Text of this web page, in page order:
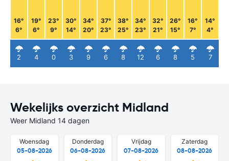
16°
6°
2
19°
6°
4
23°
9°
0
30°
14°
3
34°
20°
9
37°
23°
6
38°
25°
8
34°
23°
12
32°
21°
6
26°
15°
8
16°
7°
5
14°
4°
7
Wekelijks overzicht Midland
Weer Midland 14 dagen
Woensdag
05-08-2026
Donderdag
06-08-2026
Vrijdag
07-08-2026
Zaterdag
08-08-2026